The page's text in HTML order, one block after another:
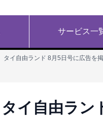
サービス一
タイ自由ランド 8月5日号に広告を
タイ自由ラン